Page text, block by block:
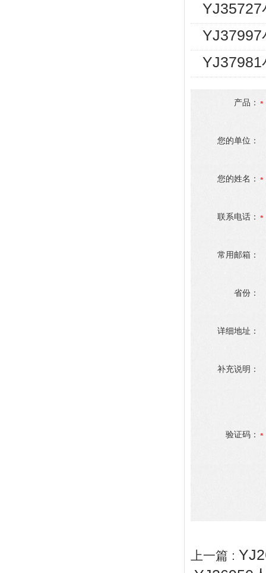
YJ35727
YJ37997
YJ37981
产品：
您的单位：
您的姓名：
联系电话：
常用邮箱：
省份：
详细地址：
补充说明：
验证码：
上一篇 :